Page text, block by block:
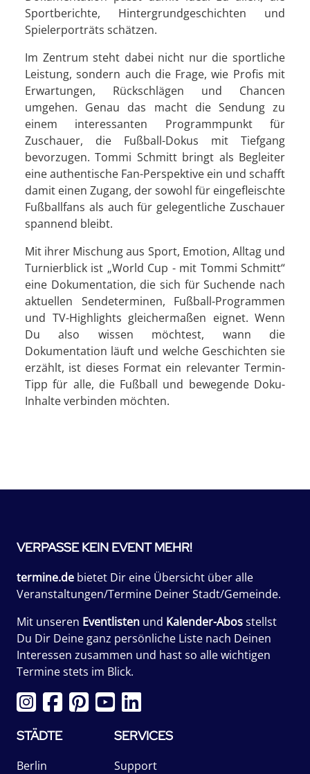
Sportberichte, Hintergrundgeschichten und
Spielerporträts schätzen.
Im Zentrum steht dabei nicht nur die sportliche
Leistung, sondern auch die Frage, wie Profis mit
Erwartungen, Rückschlägen und Chancen
umgehen. Genau das macht die Sendung zu
einem interessanten Programmpunkt für
Zuschauer, die Fußball-Dokus mit Tiefgang
bevorzugen. Tommi Schmitt bringt als Begleiter
eine authentische Fan-Perspektive ein und schafft
damit einen Zugang, der sowohl für eingefleischte
Fußballfans als auch für gelegentliche Zuschauer
spannend bleibt.
Mit ihrer Mischung aus Sport, Emotion, Alltag und
Turnierblick ist „World Cup - mit Tommi Schmitt“
eine Dokumentation, die sich für Suchende nach
aktuellen Sendeterminen, Fußball-Programmen
und TV-Highlights gleichermaßen eignet. Wenn
Du also wissen möchtest, wann die
Dokumentation läuft und welche Geschichten sie
erzählt, ist dieses Format ein relevanter Termin-
Tipp für alle, die Fußball und bewegende Doku-
Inhalte verbinden möchten.
VERPASSE KEIN EVENT MEHR!
termine.de bietet Dir eine Übersicht über alle
Veranstaltungen/Termine Deiner Stadt/Gemeinde.
Mit unseren Eventlisten und Kalender-Abosstellst
Du Dir Deine ganz persönliche Liste nach Deinen
Interessen zusammen und hast so alle wichtigen
Termine stets im Blick.
STÄDTE
Berlin
SERVICES
Support